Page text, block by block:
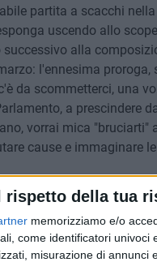
rispetto della tua
memorizziamo e/o
come identificatori
misurazione di annunci
partita a scacchi
uscendo allo
alla
l'ennesima proroga,
da scommetterci, una
a prescindere
vorrai mica "bruciarti"
cause e immaginare
autentici Hannibal
interpretata da Anthony
per cena stasera».